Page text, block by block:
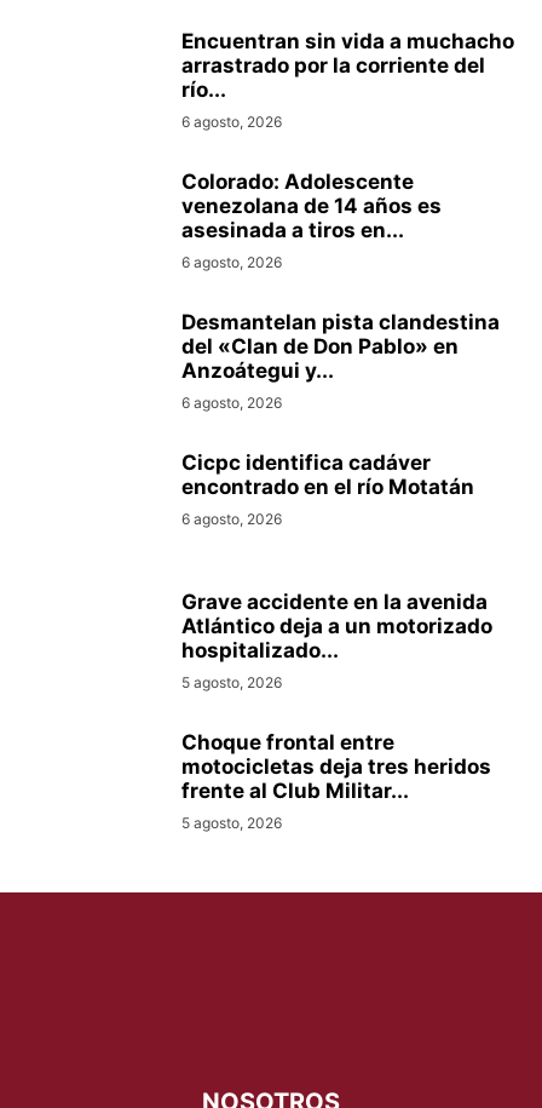
Encuentran sin vida a muchacho
arrastrado por la corriente del
río...
6 agosto, 2026
Colorado: Adolescente
venezolana de 14 años es
asesinada a tiros en...
6 agosto, 2026
Desmantelan pista clandestina
del «Clan de Don Pablo» en
Anzoátegui y...
6 agosto, 2026
Cicpc identifica cadáver
encontrado en el río Motatán
6 agosto, 2026
Grave accidente en la avenida
Atlántico deja a un motorizado
hospitalizado...
5 agosto, 2026
Choque frontal entre
motocicletas deja tres heridos
frente al Club Militar...
5 agosto, 2026
NOSOTROS